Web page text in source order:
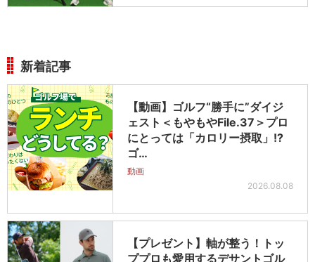
新着記事
【動画】ゴルフ“勝手に”ダイジ
ェスト＜もやもやFile.37＞プロ
にとっては「カロリー摂取」!?
ゴ…
動画
2026.08.08
【プレゼント】軸が整う！トッ
ププロも愛用するデサントゴル